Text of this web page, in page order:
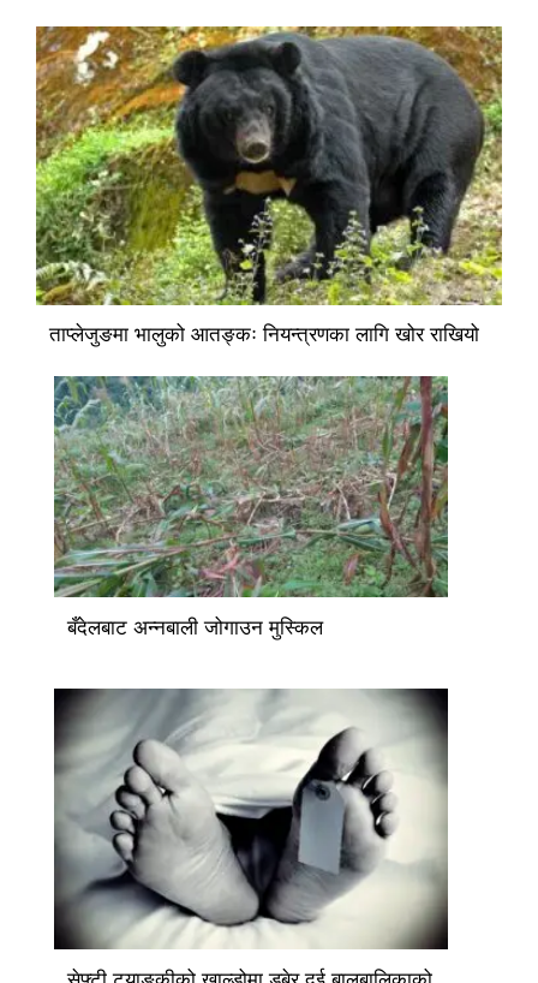
ताप्लेजुङमा भालुको आतङ्कः नियन्त्रणका लागि खोर राखियो
बँदेलबाट अन्नबाली जोगाउन मुस्किल